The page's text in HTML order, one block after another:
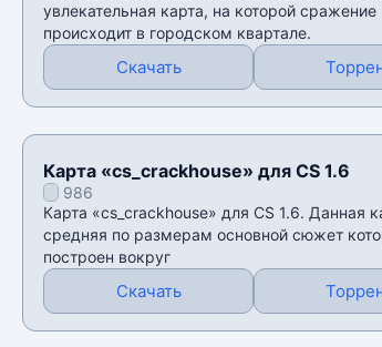
увлекательная карта, на которой сражение
происходит в городском квартале.
Скачать
Карта «cs_crackhouse» для CS 1.6
986
Карта «cs_crackhouse» для CS 1.6. Данная
средняя по размерам основной сюжет
построен вокруг
Скачать